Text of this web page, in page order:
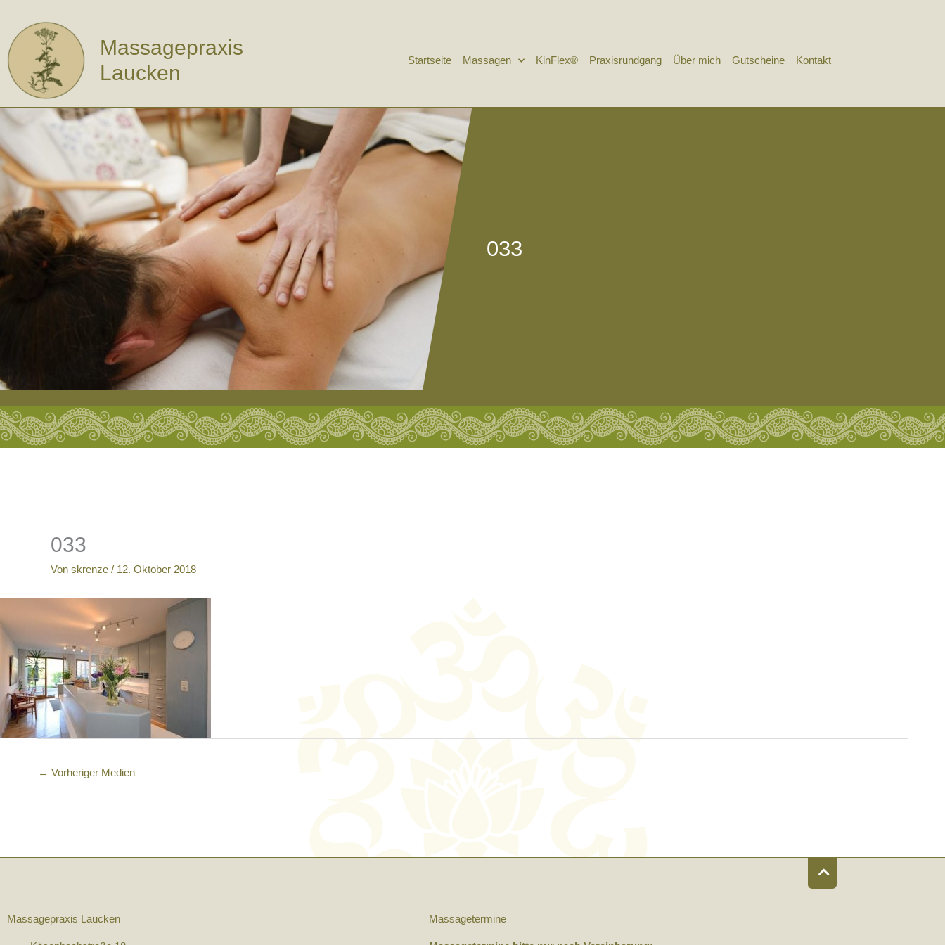
springen
Massagepraxis
Laucken
Startseite Massagen KinFlex® Praxisrundgang Über mich Gutscheine Kontakt
033
033
Von skrenze / 12. Oktober 2018
← Vorheriger Medien
Massagepraxis Laucken Massagetermine